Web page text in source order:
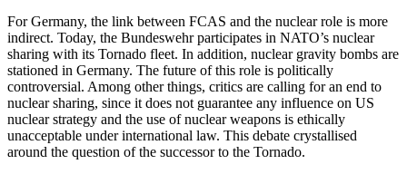
For Germany, the link between FCAS and the nuclear role is more
indirect. Today, the Bundeswehr participates in NATO’s nuclear
sharing with its Tornado fleet. In addition, nuclear gravity bombs are
stationed in Ger­many. The future of this role is politi­cally
controversial. Among other things, critics are calling for an end to
nuclear sharing, since it does not guarantee any influence on US
nuclear strategy and the use of nuclear weapons is ethically
unacceptable under international law. This debate crys­tallised
around the question of the suc­cessor to the Tornado.